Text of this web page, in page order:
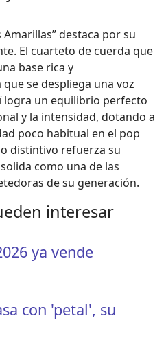
Amarillas” destaca por su
El cuarteto de cuerda que
base rica y
se despliega una voz
logra un equilibrio perfecto
y la intensidad, dotando a
poco habitual en el pop
distintivo refuerza su
como una de las
de su generación.
interesar
ya vende
con 'petal', su